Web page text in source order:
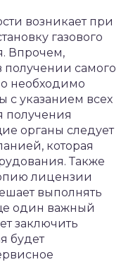
возникает при
газового
Впрочем,
получении самого
необходимо
с указанием всех
получения
органы следует
которая
Также
лицензии
выполнять
один важный
заключить
будет